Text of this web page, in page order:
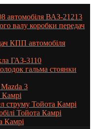
автомобіля ВАЗ-21213
валу коробки передач
КПП автомобіля
ГАЗ-3110
гальма стоянки
Mazda 3
Камрі
струму Тойота Камрі
Тойота Камрі
Камрі